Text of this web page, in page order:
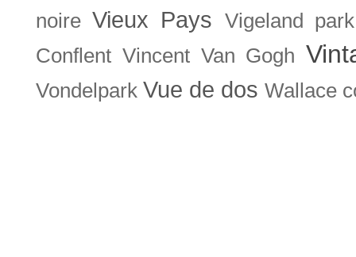
noire Vieux Pays
Vigeland park
Conflent Vincent Van Gogh
Vondelpark Vue de dos Wallace